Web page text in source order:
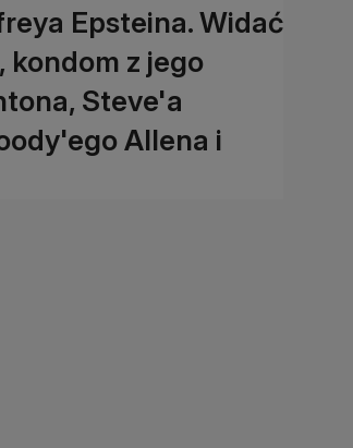
Epsteina. Widać
kondom z jego
Steve'a
Allena i